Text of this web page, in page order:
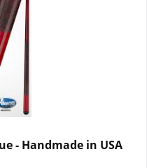
- Handmade in USA